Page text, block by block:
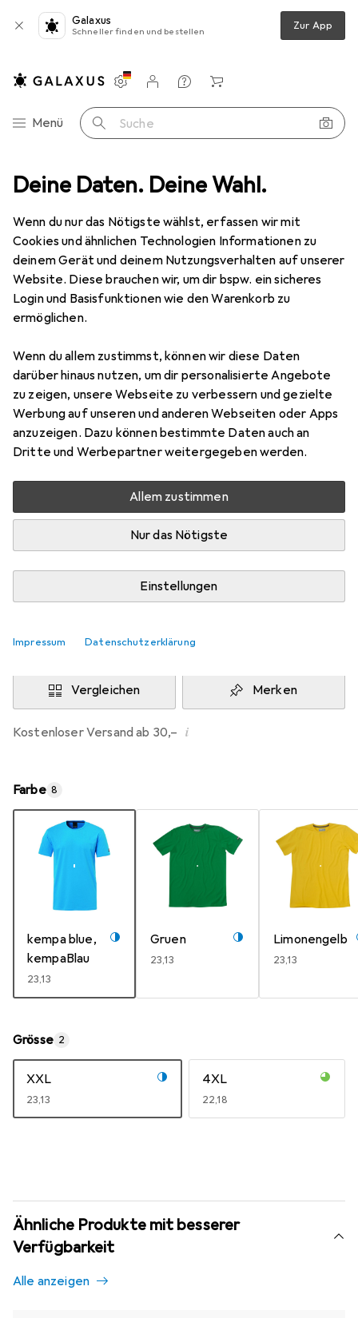
Deine Daten. Deine Wahl.
Wenn du nur das Nötigste wählst, erfassen wir mit
Cookies und ähnlichen Technologien Informationen zu
deinem Gerät und deinem Nutzungsverhalten auf unserer
Website. Diese brauchen wir, um dir bspw. ein sicheres
Login und Basisfunktionen wie den Warenkorb zu
ermöglichen.
Wenn du allem zustimmst, können wir diese Daten
darüber hinaus nutzen, um dir personalisierte Angebote
zu zeigen, unsere Webseite zu verbessern und gezielte
Werbung auf unseren und anderen Webseiten oder Apps
anzuzeigen. Dazu können bestimmte Daten auch an
Dritte und Werbepartner weitergegeben werden.
Allem zustimmen
Nur das Nötigste
Einstellungen
Impressum Datenschutzerklärung
Galaxus
Schneller finden und bestellen Zur App
Navigation nach Kategorien
Menü Suche
Einstellungen
Kundenkonto
Vergleichslisten
Merklisten
Warenkorb
Outdoorbekleidung Sportshirt Kempa Team T-Shirt
3 Bilder
KempaTeam T-Shirt
Preis in EUR inkl. MwSt.
EUR
23,13
Bewertungen Marke
Mehr von Kempa
Zwischen Fr, 21.8. und Di, 25.8. geliefert
Benachrichtigen, wenn schneller verfügbar
Lieferort angeben für genaue Lieferzeit
Shopping FactoryFR
In den Warenkorb
Vergleichen Merken
Kostenloser Versand ab 30,– i
Farbe 8
kempa blue,
kempaBlau
EUR
23,13
Gruen
EUR
23,13
Limonengelb
EUR
23,13
Grösse 2
XXL
EUR
23,13
4XL
EUR
22,18
Ähnliche Produkte mit besserer
Verfügbarkeit
Alle anzeigen